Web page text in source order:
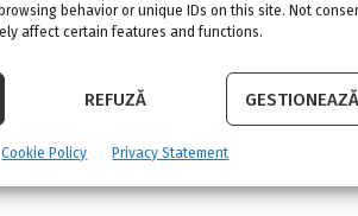
behavior or unique IDs on this site. Not
affect certain features and functions.
REFUZĂ
Cookie Policy Privacy Statement